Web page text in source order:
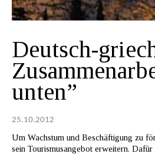
Deutsch-
unten”
25.10.2012
Um Wachstum und Beschäftigung zu
sein Tourismusangebot erweitern.